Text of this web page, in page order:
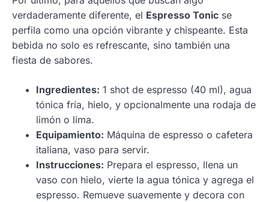
verdaderamente diferente, el Espresso Tonic se
perfila como una opción vibrante y chispeante. Esta
bebida no solo es refrescante, sino también una
fiesta de sabores.
Ingredientes: 1 shot de espresso (40 ml), agua
tónica fría, hielo, y opcionalmente una rodaja de
limón o lima.
Equipamiento: Máquina de espresso o cafetera
italiana, vaso para servir.
Instrucciones: Prepara el espresso, llena un
vaso con hielo, vierte la agua tónica y agrega el
espresso. Remueve suavemente y decora con